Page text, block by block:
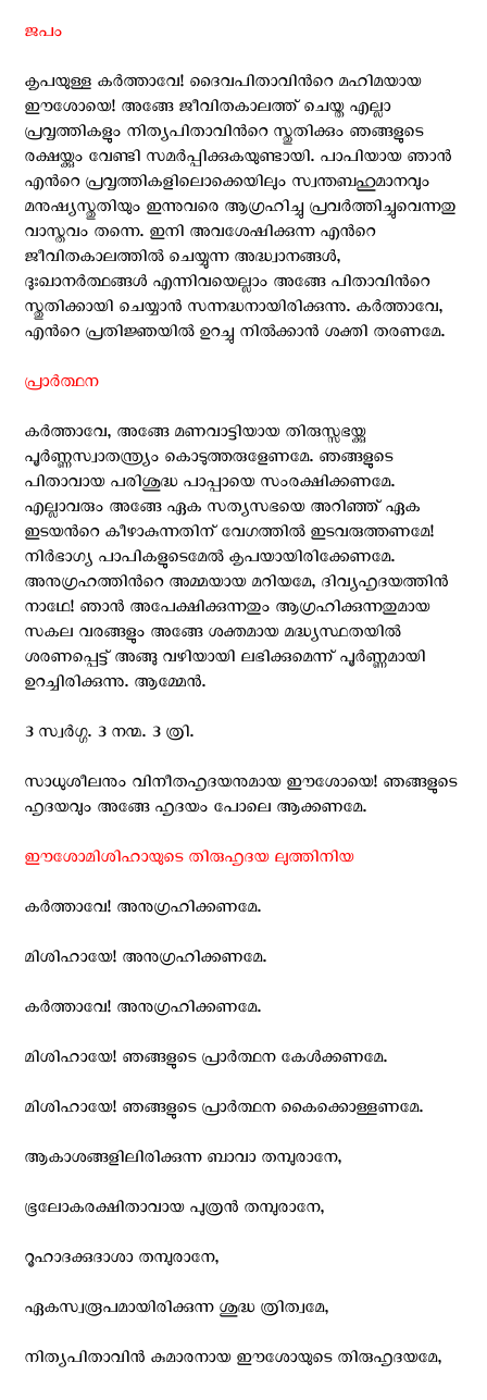
ജപം
കൃപയുള്ള കര്‍ത്താവേ! ദൈവപിതാവിന്‍റെ മഹിമയായ
ഈശോയെ! അങ്ങേ ജീവിതകാലത്ത് ചെയ്ത എല്ലാ
പ്രവൃത്തികളും നിത്യപിതാവിന്‍റെ സ്തുതിക്കും ഞങ്ങളുടെ
രക്ഷയ്ക്കും വേണ്ടി സമര്‍പ്പിക്കുകയുണ്ടായി. പാപിയായ ഞാന്‍
എന്‍റെ പ്രവൃത്തികളിലൊക്കെയിലും സ്വന്തബഹുമാനവും
മനുഷ്യസ്തുതിയും ഇന്നുവരെ ആഗ്രഹിച്ചു പ്രവര്‍ത്തിച്ചുവെന്നതു
വാസ്തവം തന്നെ. ഇനി അവശേഷിക്കുന്ന എന്‍റെ
ജീവിതകാലത്തില്‍ ചെയ്യുന്ന അദ്ധ്വാനങ്ങള്‍,
ദുഃഖാനര്‍ത്ഥങ്ങള്‍ എന്നിവയെല്ലാം അങ്ങേ പിതാവിന്‍റെ
സ്തുതിക്കായി ചെയ്യാന്‍ സന്നദ്ധനായിരിക്കുന്നു. കര്‍ത്താവേ,
എന്‍റെ പ്രതിജ്ഞയില്‍ ഉറച്ചു നില്‍ക്കാന്‍ ശക്തി തരണമേ.
പ്രാര്‍ത്ഥന
കര്‍ത്താവേ, അങ്ങേ മണവാട്ടിയായ തിരുസ്സഭയ്ക്കു
പൂര്‍ണ്ണസ്വാതന്ത്ര്യം കൊടുത്തരുളേണമേ. ഞങ്ങളുടെ
പിതാവായ പരിശുദ്ധ പാപ്പായെ സംരക്ഷിക്കണമേ.
എല്ലാവരും അങ്ങേ ഏക സത്യസഭയെ അറിഞ്ഞ് ഏക
ഇടയന്‍റെ കീഴാകുന്നതിന് വേഗത്തില്‍ ഇടവരുത്തണമേ!
നിര്‍ഭാഗ്യ പാപികളുടെമേല്‍ കൃപയായിരിക്കേണമേ.
അനുഗ്രഹത്തിന്‍റെ അമ്മയായ മറിയമേ, ദിവ്യഹൃദയത്തിന്‍
നാഥേ! ഞാന്‍ അപേക്ഷിക്കുന്നതും ആഗ്രഹിക്കുന്നതുമായ
സകല വരങ്ങളും അങ്ങേ ശക്തമായ മദ്ധ്യസ്ഥതയില്‍
ശരണപ്പെട്ട് അങ്ങു വഴിയായി ലഭിക്കുമെന്ന് പൂര്‍ണ്ണമായി
ഉറച്ചിരിക്കുന്നു. ആമ്മേന്‍.
3 സ്വര്‍ഗ്ഗ. 3 നന്മ. 3 ത്രി.
സാധുശീലനും വിനീതഹൃദയനുമായ ഈശോയെ! ഞങ്ങളുടെ
ഹൃദയവും അങ്ങേ ഹൃദയം പോലെ ആക്കണമേ.
ഈശോമിശിഹായുടെ തിരുഹൃദയ ലുത്തിനിയ
കര്‍ത്താവേ! അനുഗ്രഹിക്കണമേ.
മിശിഹായേ! അനുഗ്രഹിക്കണമേ.
കര്‍ത്താവേ! അനുഗ്രഹിക്കണമേ.
മിശിഹായേ! ഞങ്ങളുടെ പ്രാര്‍ത്ഥന കേള്‍ക്കണമേ.
മിശിഹായേ! ഞങ്ങളുടെ പ്രാര്‍ത്ഥന കൈക്കൊള്ളണമേ.
ആകാശങ്ങളിലിരിക്കുന്ന ബാവാ തമ്പുരാനേ,
ഭൂലോകരക്ഷിതാവായ പുത്രന്‍ തമ്പുരാനേ,
റൂഹാദക്കുദാശാ തമ്പുരാനേ,
ഏകസ്വരൂപമായിരിക്കുന്ന ശുദ്ധ ത്രിത്വമേ,
നിത്യപിതാവിന്‍ കുമാരനായ ഈശോയുടെ തിരുഹൃദയമേ,